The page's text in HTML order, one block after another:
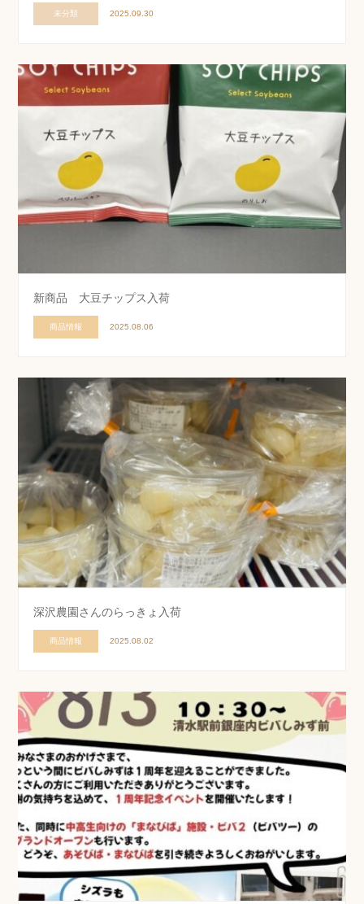
未分類 2025.09.30
新商品 大豆チップス入荷
商品情報 2025.08.06
深沢農園さんのらっきょ入荷
商品情報 2025.08.02